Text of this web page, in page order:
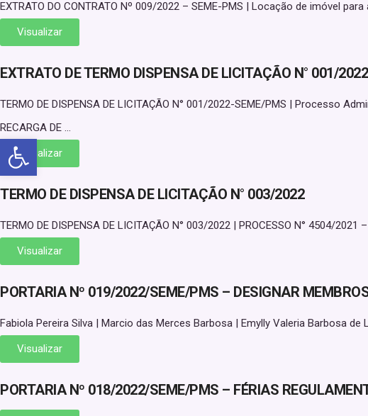
Abrir a barra de ferramentas
EXTRATO DO CONTRATO Nº 009/2022 – SEME-PMS | Locação de imóvel
Visualizar
EXTRATO DE TERMO DISPENSA DE LICITAÇÃO N° 001/
TERMO DE DISPENSA DE LICITAÇÃO N° 001/2022-SEME/PMS | Processo
RECARGA DE ...
Visualizar
TERMO DE DISPENSA DE LICITAÇÃO N° 003/2022
TERMO DE DISPENSA DE LICITAÇÃO N° 003/2022 | PROCESSO N° 4504/
Visualizar
PORTARIA Nº 019/2022/SEME/PMS – DESIGNAR
Fabiola Pereira Silva | Marcio das Merces Barbosa | Emylly Valeria Barbosa de
Visualizar
PORTARIA Nº 018/2022/SEME/PMS – FÉRIAS